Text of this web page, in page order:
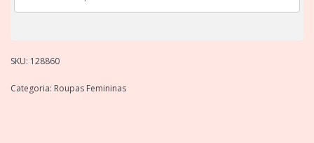
SKU: 128860
Categoria: Roupas Femininas